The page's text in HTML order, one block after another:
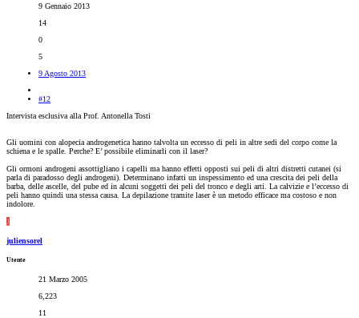
9 Gennaio 2013
14
0
5
9 Agosto 2013
#12
Intervista esclusiva alla Prof. Antonella Tosti
Gli uomini con alopecia androgenetica hanno talvolta un eccesso di peli in altre sedi del corpo come la
schiena e le spalle. Perche? E’ possibile eliminarli con il laser?
Gli ormoni androgeni assottigliano i capelli ma hanno effetti opposti sui peli di altri distretti cutanei (si
parla di paradosso degli androgeni). Determinano infatti un inspessimento ed una crescita dei peli della
barba, delle ascelle, del pube ed in alcuni soggetti dei peli del tronco e degli arti. La calvizie e l’eccesso di
peli hanno quindi una stessa causa. La depilazione tramite laser è un metodo efficace ma costoso e non
indolore.
J
juliensorel
Utente
21 Marzo 2005
6,223
11